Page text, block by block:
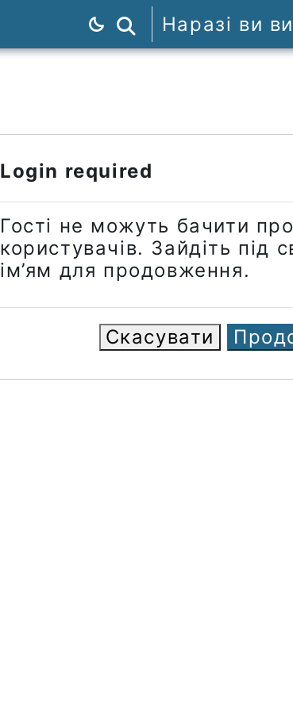
Пошук курсів
Наразі ви
Login required
Гості не можуть бачити
користувачів. Зайдіть під
ім’ям для продовження.
Скасувати